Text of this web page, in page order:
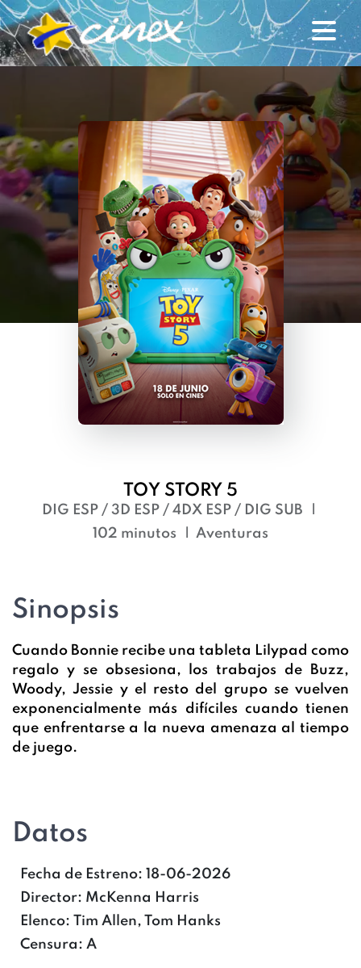
TOY STORY 5
DIG ESP / 3D ESP / 4DX ESP / DIG SUB
102 minutos
Aventuras
Sinopsis
Cuando Bonnie recibe una tableta Lilypad como
regalo y se obsesiona, los trabajos de Buzz,
Woody, Jessie y el resto del grupo se vuelven
exponencialmente más difíciles cuando tienen
que enfrentarse a la nueva amenaza al tiempo
de juego.
Datos
Fecha de Estreno: 18-06-2026
Director: McKenna Harris
Elenco: Tim Allen, Tom Hanks
Censura: A